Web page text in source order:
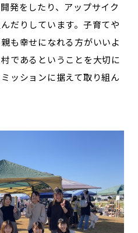
発をしたり、アップサイク
だりしています。子育てや
も幸せになれる方がいいよ
であるということを大切に
ッションに据えて取り組ん